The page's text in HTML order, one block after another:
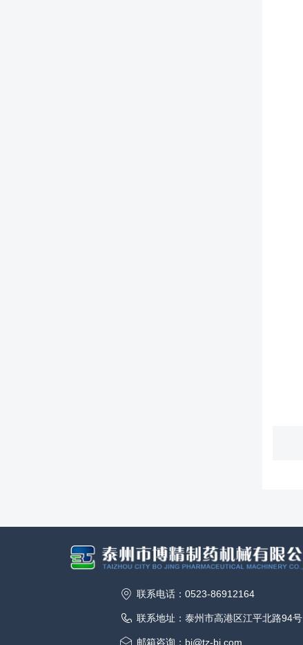
联系电话：0523-86912164
联系地址：泰州市高港区江平北路94号
邮箱咨询：bj@tz-bj.com